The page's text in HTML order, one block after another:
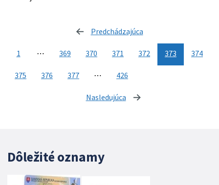
Predchádzajúca
1 ⋯ 369 370 371 372 373 374
375 376 377 ⋯ 426
Nasledujúca stránka
Dôležité oznamy